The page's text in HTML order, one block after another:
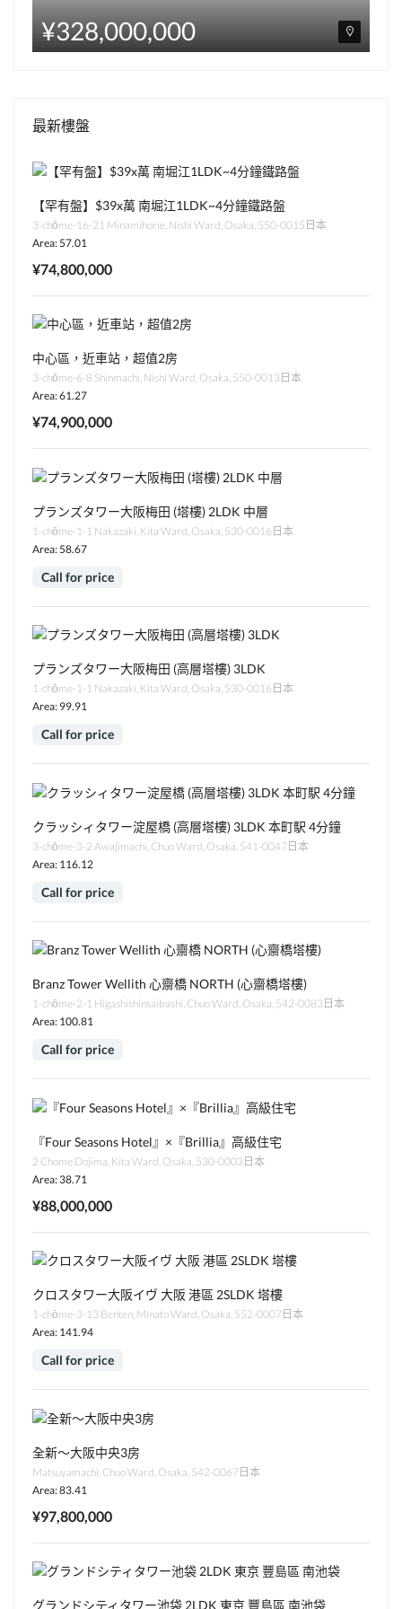
¥328,000,000
最新樓盤
【罕有盤】$39x萬 南堀江1LDK~4分鐘鐵路盤
3-chōme-16-21 Minamihorie, Nishi Ward, Osaka, 550-0015日本
Area: 57.01
¥74,800,000
中心區，近車站，超值2房
3-chōme-6-8 Shinmachi, Nishi Ward, Osaka, 550-0013日本
Area: 61.27
¥74,900,000
プランズタワー大阪梅田 (塔樓) 2LDK 中層
1-chōme-1-1 Nakazaki, Kita Ward, Osaka, 530-0016日本
Area: 58.67
Call for price
プランズタワー大阪梅田 (高層塔樓) 3LDK
1-chōme-1-1 Nakazaki, Kita Ward, Osaka, 530-0016日本
Area: 99.91
Call for price
クラッシィタワー淀屋橋 (高層塔樓) 3LDK 本町駅 4分鐘
3-chōme-3-2 Awajimachi, Chuo Ward, Osaka, 541-0047日本
Area: 116.12
Call for price
Branz Tower Wellith 心齋橋 NORTH (心齋橋塔樓)
1-chōme-2-1 Higashishinsaibashi, Chuo Ward, Osaka, 542-0083日本
Area: 100.81
Call for price
『Four Seasons Hotel』×『Brillia』高級住宅
2 Chome Dojima, Kita Ward, Osaka, 530-0003日本
Area: 38.71
¥88,000,000
クロスタワー大阪イヴ 大阪 港區 2SLDK 塔樓
1-chōme-3-13 Benten, Minato Ward, Osaka, 552-0007日本
Area: 141.94
Call for price
全新～大阪中央3房
Matsuyamachi, Chuo Ward, Osaka, 542-0067日本
Area: 83.41
¥97,800,000
グランドシティタワー池袋 2LDK 東京 豐島區 南池袋